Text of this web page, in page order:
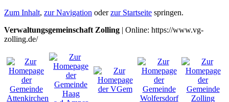
Zum Inhalt, zur Navigation oderzur Startseite springen.
Verwaltungsgemeinschaft Zolling | Online: https://www.vg-
zolling.de/